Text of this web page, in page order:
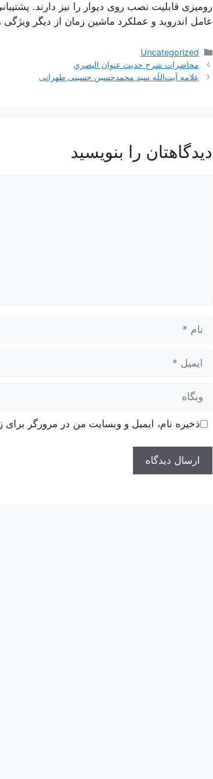
رومیزی قابلیت نصب روی دیوار را نیز دارند.
عامل اندروید و عملکرد ماشین زمان از دیگر
دسته‌ها
Uncategorized
محاضرات شرح حديث عنوان البصري
علامه آیت‌اللَه سید محمدحسین حسینی طهرانی
دیدگاهتان را بنویسید
ایمیل
وبگاه
ذخیره نام، ایمیل و وبسایت من در مرورگر